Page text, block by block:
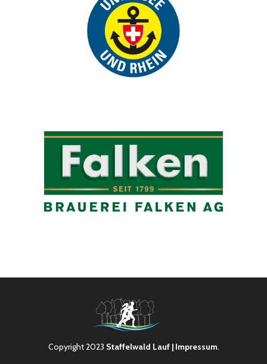
Copyright 2023 Staffelwald Lauf| Impressum.